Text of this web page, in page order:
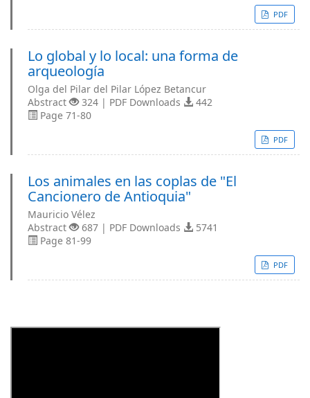
PDF
Lo global y lo local: una forma de
arqueología
Olga del Pilar del Pilar López Betancur
Abstract
324 | PDF Downloads
442
Page 71-80
PDF
Los animales en las coplas de "El
Cancionero de Antioquia"
Mauricio Vélez
Abstract
687 | PDF Downloads
5741
Page 81-99
PDF